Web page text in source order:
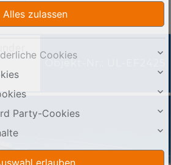
Cookies
Party-Cookies